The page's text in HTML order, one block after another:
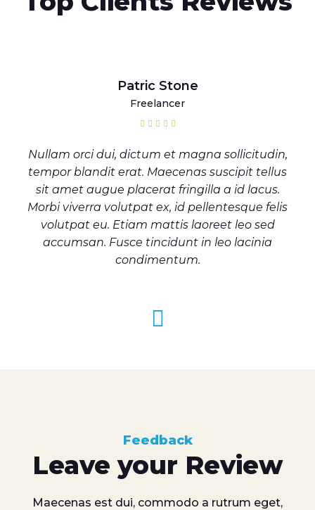
Patric Stone
Freelancer
Nullam orci dui, dictum et magna sollicitudin,
tempor blandit erat. Maecenas suscipit tellus
sit amet augue placerat fringilla a id lacus.
Morbi viverra volutpat ex, id pellentesque felis
volutpat eu. Etiam mattis laoreet leo sed
accumsan. Fusce tincidunt in leo lacinia
condimentum.
Feedback
Leave your Review
Maecenas est dui, commodo a rutrum eget,